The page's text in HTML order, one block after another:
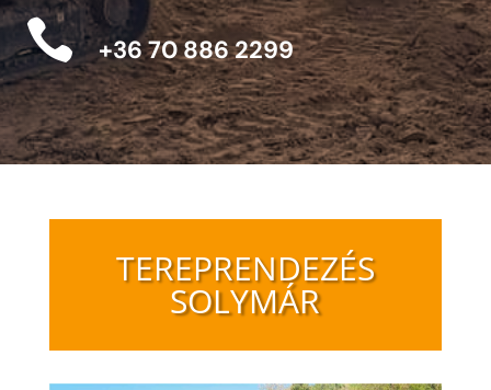
 +36 70 886 2299
TEREPRENDEZÉS
SOLYMÁR